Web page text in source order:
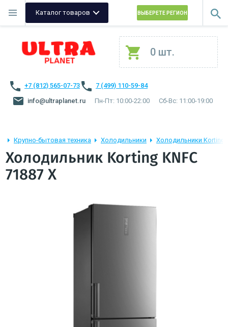
Каталог товаров ВЫБЕРЕТЕ РЕГИОН
0 шт.
+7 (812) 565-07-73
7 (499) 110-59-84
info@ultraplanet.ru
Пн-Пт: 10:00-22:00 Сб-Вс: 11:00-19:00
Крупно-бытовая техника Холодильники Холодильники Korting
Холодильник Korting KNFC
71887 X